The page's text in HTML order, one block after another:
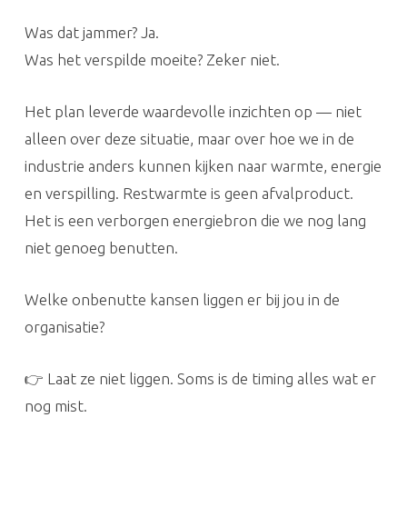
Was dat jammer? Ja.
Was het verspilde moeite? Zeker niet.
Het plan leverde waardevolle inzichten op — niet
alleen over deze situatie, maar over hoe we in de
industrie anders kunnen kijken naar warmte, energie
en verspilling. Restwarmte is geen afvalproduct.
Het is een verborgen energiebron die we nog lang
niet genoeg benutten.
Welke onbenutte kansen liggen er bij jou in de
organisatie?
👉 Laat ze niet liggen. Soms is de timing alles wat er
nog mist.